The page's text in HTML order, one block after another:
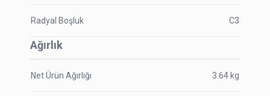
Radyal Boşluk C3
Ağırlık
Net Ürün Ağırlığı 3.64 kg